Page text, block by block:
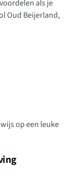
als je
Oud Beijerland,
op een leuke